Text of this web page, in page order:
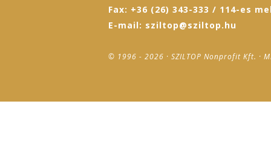
Fax: +36 (26) 343-333 / 114-es
E-mail: sziltop@sziltop.hu
© 1996 - 2026 · SZILTOP Nonprofit Kft. ·